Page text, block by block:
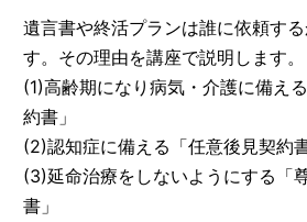
遺言書や終活プランは誰に依頼す
す。その理由を講座で説明します。
(1)高齢期になり病気・介護に備え
約書」
(2)認知症に備える「任意後見契約書
(3)延命治療をしないようにする「
書」